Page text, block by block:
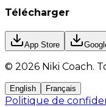
Télécharger
App Store
© 2026 Niki Coach.
English Français
Politique de